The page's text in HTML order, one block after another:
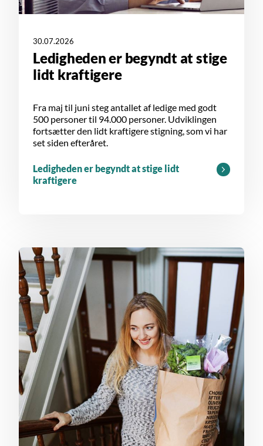
30.07.2026
Ledigheden er begyndt at stige
lidt kraftigere
Fra maj til juni steg antallet af ledige med godt
500 personer til 94.000 personer. Udviklingen
fortsætter den lidt kraftigere stigning, som vi har
set siden efteråret.
Ledigheden er begyndt at stige lidt
kraftigere